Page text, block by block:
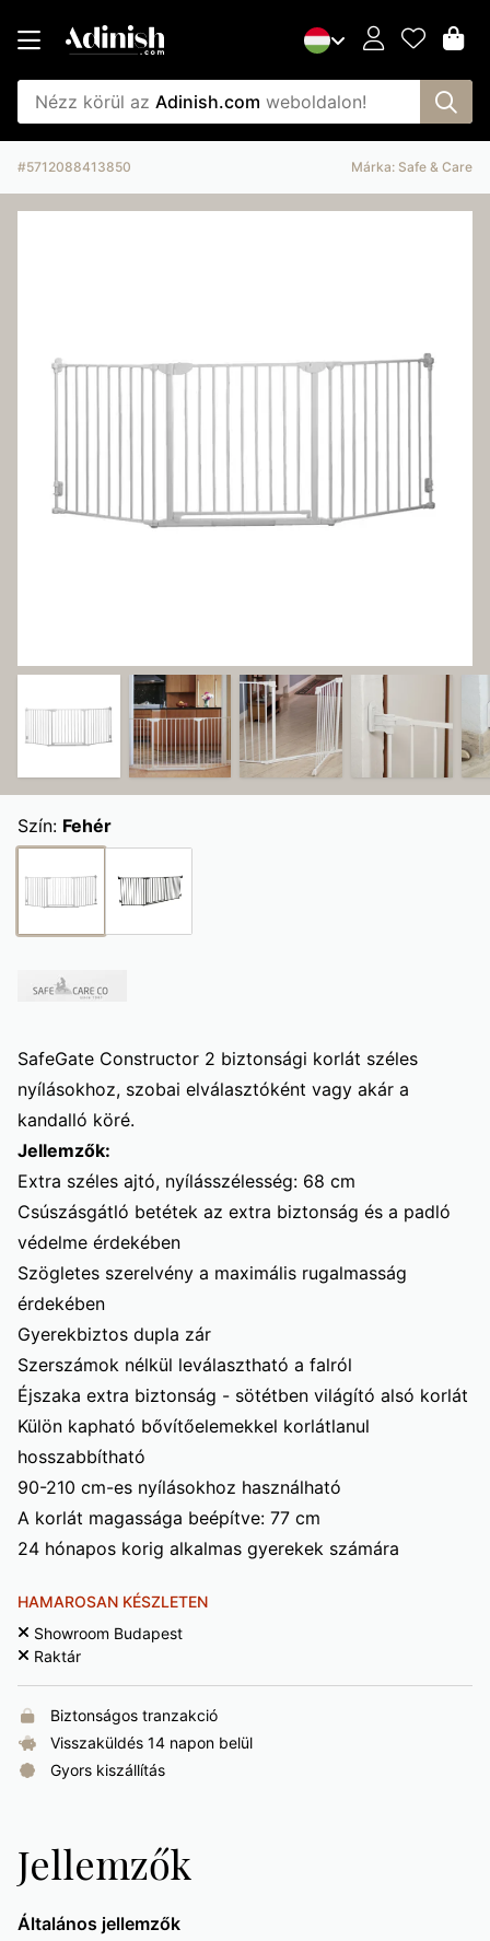
Nézz körül az Adinish.com weboldalon!
#5712088413850 Márka: Safe & Care
Szín: Fehér
SafeGate Constructor 2 biztonsági korlát széles
nyílásokhoz, szobai elválasztóként vagy akár a
kandalló köré.
Jellemzők:
Extra széles ajtó, nyílásszélesség: 68 cm
Csúszásgátló betétek az extra biztonság és a padló
védelme érdekében
Szögletes szerelvény a maximális rugalmasság
érdekében
Gyerekbiztos dupla zár
Szerszámok nélkül leválasztható a falról
Éjszaka extra biztonság - sötétben világító alsó korlát
Külön kapható bővítőelemekkel korlátlanul
hosszabbítható
90-210 cm-es nyílásokhoz használható
A korlát magassága beépítve: 77 cm
24 hónapos korig alkalmas gyerekek számára
HAMAROSAN KÉSZLETEN
Showroom Budapest
Raktár
Biztonságos tranzakció
Visszaküldés 14 napon belül
Gyors kiszállítás
Jellemzők
Általános jellemzők